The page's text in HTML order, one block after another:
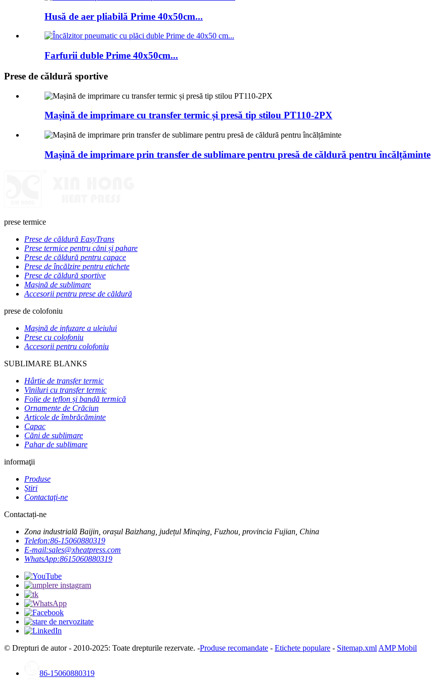
Husă de aer pliabilă Prime 40x50cm...
Farfurii duble Prime 40x50cm...
Prese de căldură sportive
Mașină de imprimare cu transfer termic și presă tip stilou PT110-2PX
Mașină de imprimare prin transfer de sublimare pentru presă de căldură pentru încălțăminte
prese termice
Prese de căldură EasyTrans
Prese termice pentru căni și pahare
Prese de căldură pentru capace
Prese de încălzire pentru etichete
Prese de căldură sportive
Mașină de sublimare
Accesorii pentru prese de căldură
prese de colofoniu
Mașină de infuzare a uleiului
Prese cu colofoniu
Accesorii pentru colofoniu
SUBLIMARE BLANKS
Hârtie de transfer termic
Viniluri cu transfer termic
Folie de teflon și bandă termică
Ornamente de Crăciun
Articole de îmbrăcăminte
Capac
Căni de sublimare
Pahar de sublimare
informaţii
Produse
Ştiri
Contactaţi-ne
Contactați-ne
Zona industrială Baijin, orașul Baizhang, județul Minqing, Fuzhou, provincia Fujian, China
Telefon:86-15060880319
E-mail:sales@xheatpress.com
WhatsApp:8615060880319
© Drepturi de autor - 2010-2025: Toate drepturile rezervate. -Produse recomandate - Etichete populare - Sitemap.xmlAMP Mobil
86-15060880319